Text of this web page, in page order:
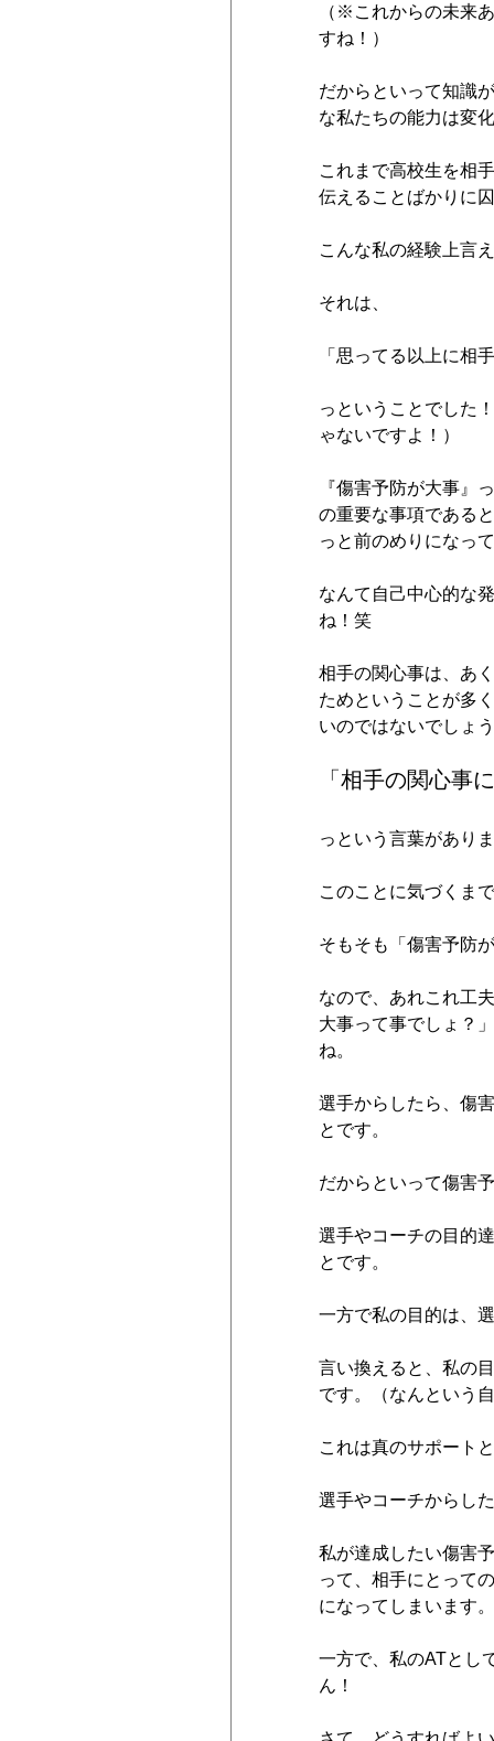
（※これからの未来
すね！）
だからといって知識
な私たちの能力は変
これまで高校生を相
伝えることばかりに
こんな私の経験上言
それは、
「思ってる以上に相
っということでした
ゃないですよ！）
『傷害予防が大事』
の重要な事項である
っと前のめりになっ
なんて自己中心的な
ね！笑
相手の関心事は、あ
ためということが多
いのではないでしょ
「相手の関心事
っという言葉があり
このことに気づくま
そもそも「傷害予防
なので、あれこれ工
大事って事でしょ？
ね。
選手からしたら、傷
とです。
だからといって傷害
選手やコーチの目的
とです。
一方で私の目的は、
言い換えると、私の
です。（なんという
これは真のサポート
選手やコーチからし
私が達成したい傷害
って、相手にとって
になってしまいます。
一方で、私のATとし
ん！